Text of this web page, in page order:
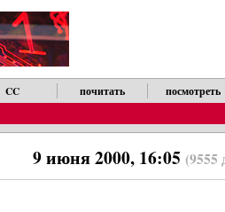
CC почитать посмотреть
9 июня 2000, 16:05 (9555